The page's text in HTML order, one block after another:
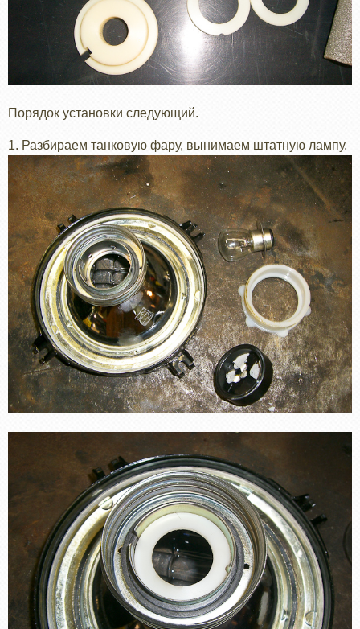
Порядок установки следующий.
1. Разбираем танковую фару, вынимаем штатную лампу.